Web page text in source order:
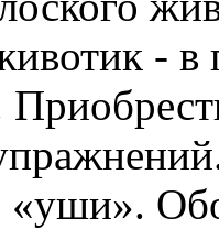
- в
«уши».